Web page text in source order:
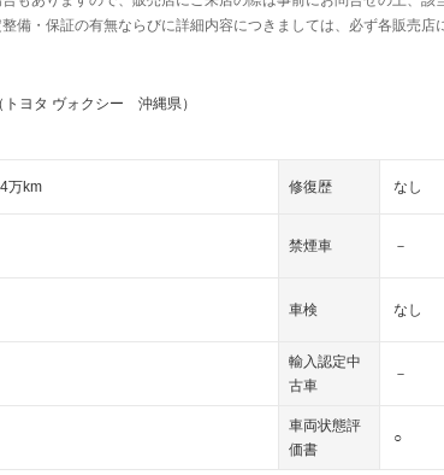
備・保証の有無ならびに詳細内容につきましては、必ず各販売店
（トヨタ ヴォクシー 沖縄県）
万km 修復歴 なし
禁煙車 －
車検 なし
輸入認定中
古車
－
車両状態評
価書
○